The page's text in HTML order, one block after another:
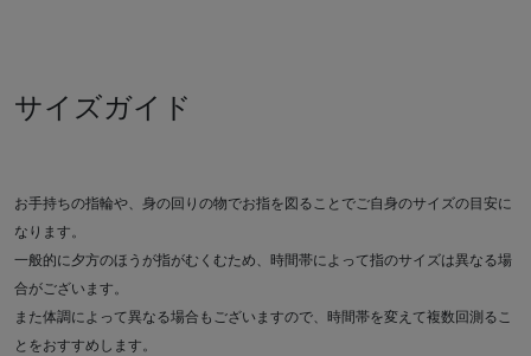
サイズガイド
お手持ちの指輪や、身の回りの物でお指を図ることでご自身のサイズの目安に
なります。
一般的に夕方のほうが指がむくむため、時間帯によって指のサイズは異なる場
合がございます。
また体調によって異なる場合もございますので、時間帯を変えて複数回測るこ
とをおすすめします。